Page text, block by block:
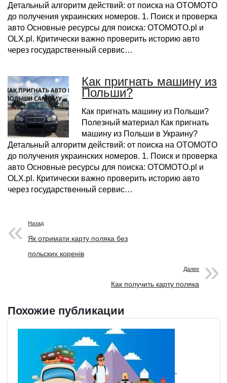
Детальный алгоритм действий: от поиска на OTOMOTO
до получения украинских номеров. 1. Поиск и проверка
авто Основные ресурсы для поиска: OTOMOTO.pl и
OLX.pl. Критически важно проверить историю авто
через государственный сервис…
Как пригнать машину из
Польши?
Как пригнать машину из Польши?
Полезный материал Как пригнать
машину из Польши в Украину?
Детальный алгоритм действий: от поиска на OTOMOTO
до получения украинских номеров. 1. Поиск и проверка
авто Основные ресурсы для поиска: OTOMOTO.pl и
OLX.pl. Критически важно проверить историю авто
через государственный сервис…
Назад
Як отримати карту поляка без
польских коренів
Далее
Как получить карту поляка
Похожие публикации